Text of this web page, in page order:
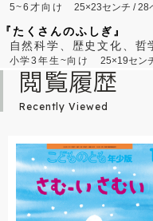
5~6才向け25×23センチ / 28
『たくさんのふしぎ』
自然科学、歴史文化、哲
小学3年生~向け 25×19セン
閲覧履歴
Recently Viewed